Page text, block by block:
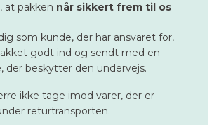
at pakken når sikkert frem til os
som kunde, der har ansvaret for,
godt ind og sendt med en
der beskytter den undervejs.
ikke tage imod varer, der er
returtransporten.